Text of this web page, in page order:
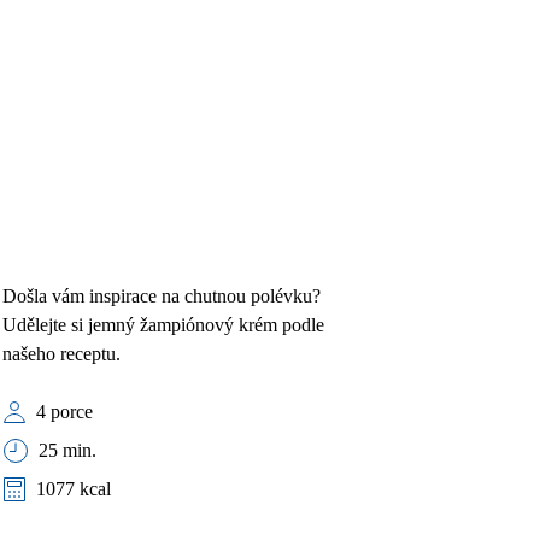
Došla vám inspirace na chutnou polévku?
Udělejte si jemný žampiónový krém podle
našeho receptu.
4 porce
25 min.
1077 kcal